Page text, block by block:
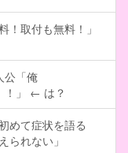
！取付も無料！」
「俺
！」 ← は？
めて症状を語る
られない」